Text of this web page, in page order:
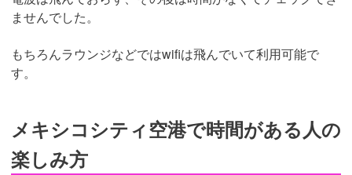
ませんでした。
もちろんラウンジなどではwifiは飛んでいて利用可能で
す。
メキシコシティ空港で時間がある人の
楽しみ方